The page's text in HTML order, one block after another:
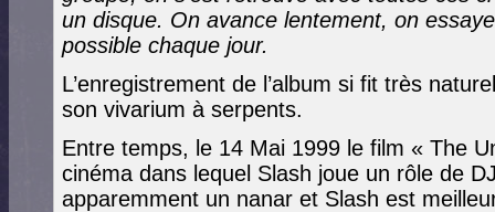
un disque. On avance lentement, on
possible chaque jour.
L’enregistrement de l’album si fit très
son vivarium à serpents.
Entre temps, le 14 Mai 1999 le film « The
cinéma dans lequel Slash joue un rôle de
apparemment un nanar et Slash est